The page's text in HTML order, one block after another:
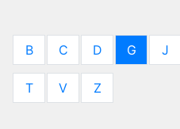
B C D G J
T V Z